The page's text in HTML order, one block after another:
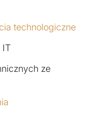
technologiczne
IT
ze